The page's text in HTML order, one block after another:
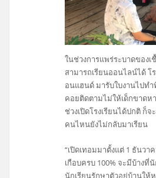
ในช่วงการแพร่ระบาดของ
สามารถเรียนออนไลน์ได้ โ
อนแฮนด์ มารับใบงานไปท
คอยติดตามไม่ให้เด็กขาดห
ช่วงเปิดโรงเรียนได้ปกติ ก็
คนไหนยังไม่กลับมาเรียน
“เปิดเทอมมาตั้งแต่ 1 ธันว
เกือบครบ 100% จะมีบ้างที่
นักเรียนรักษาตัวอยู่บ้านใ